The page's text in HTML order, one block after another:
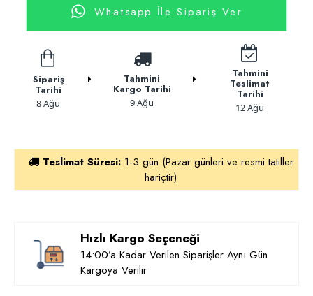
Whatsapp İle Sipariş Ver
Sipariş
Tarihi
8 Ağu
Tahmini
Kargo Tarihi
9 Ağu
Tahmini
Teslimat
Tarihi
12 Ağu
Teslimat Süresi: 1-3 gün (Pazar günleri ve resmi tatiller
hariçtir)
Hızlı Kargo Seçeneği
14:00’a Kadar Verilen Siparişler Aynı Gün
Kargoya Verilir